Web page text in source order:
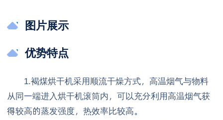
图片展示
优势特点
1.褐煤烘干机采用顺流干燥方式，高温烟气与物料
从同一端进入烘干机滚筒内，可以充分利用高温烟气获
得较高的蒸发强度，热效率比较高。